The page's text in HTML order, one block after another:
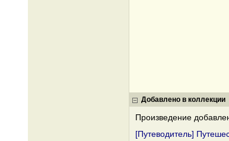
Добавлено в коллекции
Произведение
[Путеводитель]